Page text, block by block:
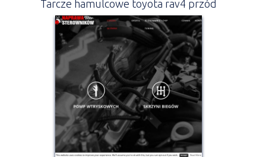
Tarcze hamulcowe toyota rav4 przód